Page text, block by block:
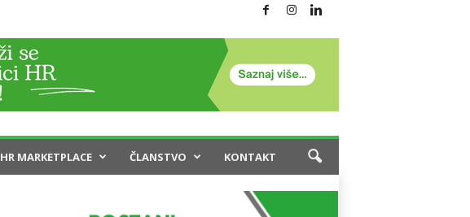
HR MARKETPLACE ČLANSTVO KONTAKT